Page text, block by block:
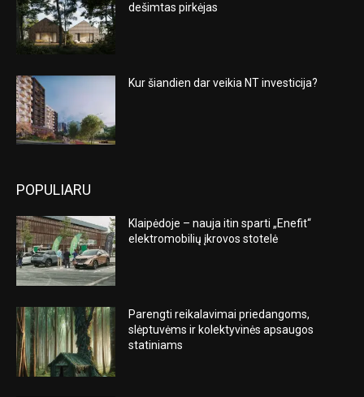
dešimtas pirkėjas
Kur šiandien dar veikia NT investicija?
POPULIARU
Klaipėdoje – nauja itin sparti „Enefit“
elektromobilių įkrovos stotelė
Parengti reikalavimai priedangoms,
slėptuvėms ir kolektyvinės apsaugos
statiniams